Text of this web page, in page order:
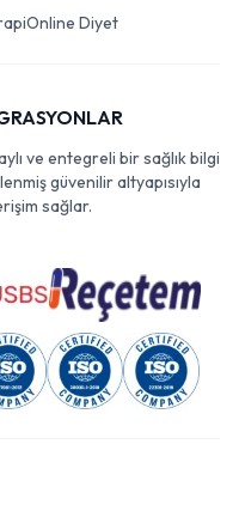
Online Diyet
ve entegreli bir sağlık bilgi
güvenilir altyapısıyla
sağlar.